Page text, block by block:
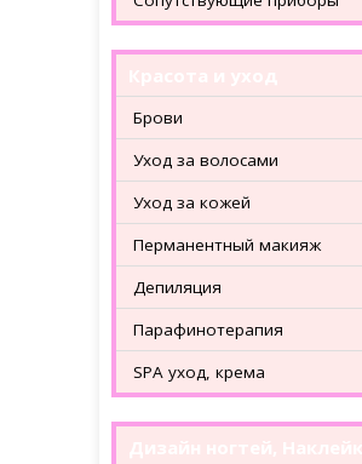
Брови
Уход за волосами
Уход за кожей
Перманентный макияж
Депиляция
Парафинотерапия
SPA уход, крема